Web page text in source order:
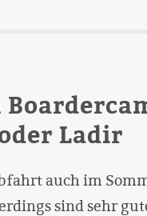
Ladir
auch im
sind sehr